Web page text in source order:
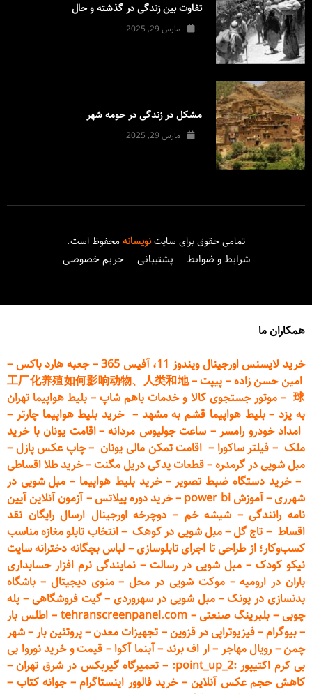
تفاوت بین زندگی در گذشته و حال
مارس 29, 2025
مشکل در زندگی در حومه شهر
مارس 29, 2025
تمامی حقوق برای سایتنویسانهمحفوظ است.
شرایط و ضوابط پشتیبانی حریم خصوصی
همکاران ما
خرید لایسنس اورجینال ویندوز 11، آفیس 365
–جعبه هارد باکس –
امین حسن زاده– پیپت–
工厂化养殖如何影响动物、人类和地
球
– موتور جستجوی کالا و خدمات باهم شاپ– بلیط هواپیما تهران
به یزد–بلیط هواپیما قشم به مشهد –خرید بلیط هواپیما چارتر –
امداد خودرو رامسر– ساعت جولیوس مردانه–اقامت یونان با خرید
ملک – فیلتر ساکورا – اقامت تمکن مالی یونان –چاپ عکس پازل –
مبل شویی در گرمدره–قطعاتیدکی دریل مگنت–خرید طلا اقساطی
–خرید دستگاه ضبط تصویر–خرید بلیط هواپیما –مبل شویی در
شهرری–آموزش power bi –خرید دورهپیلاتس–آزمون آنلاین آیین
نامه رانندگی– شیشه خم – دوچرخه اورجینال ارسال رایگان نقد
اقساط – تاج گل–مبل شویی در کوهک–انتخاب تابلو مغازه مناسب
کسب‌وکار؛ از طراحی تا اجرای تابلوسازی– لباس بچگانه دخترانه سایت
نیکو کودک – مبل شویی در رسالت – نمایندگی نرم افزار حسابداری
باران در ارومیه–موکت شویی در محل–منوی دیجیتال – باشگاه
بدنسازی در پونک–مبل شویی در سهروردی–گیت فروشگاهی – پله
چوبی – بلبرینگ صنعتی–
tehranscreenpanel.com
–اطلس بار
–بیوگرام–فیزیوتراپی در قزوین– تجهیزات معدن–پروتئین بار–شهر
چمن– رویال مهاجر –ار اف برند –آبنما آکوا – قیمت و خرید نوروا بی
بی کرم اکتیپور :point_up_2:
– تعمیرگاه گیربکس در شرق تهران–
کاهش حجم عکس آنلاین–خرید فالوور اینستاگرام–جوانه کتاب –